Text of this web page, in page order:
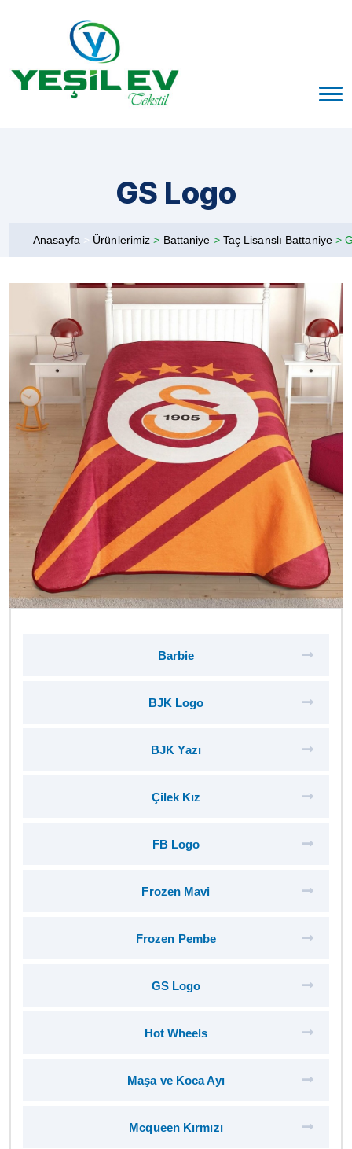
GS Logo
Anasayfa > Ürünlerimiz> Battaniye > Taç Lisanslı Battaniye>
Barbie
BJK Logo
BJK Yazı
Çilek Kız
FB Logo
Frozen Mavi
Frozen Pembe
GS Logo
Hot Wheels
Maşa ve Koca Ayı
Mcqueen Kırmızı